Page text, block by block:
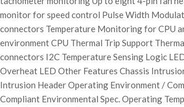
monitor for speed control Pulse Width
connectors Temperature Monitoring for CPU
environment CPU Thermal Trip Support
connectors I2C Temperature Sensing Logic
Overheat LED Other Features Chassis
Intrusion Header Operating Environment /
Compliant Environmental Spec. Operating